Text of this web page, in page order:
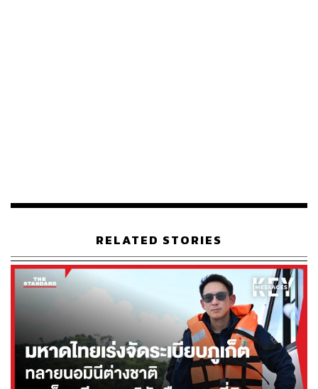
ABOUT THE AUTHOR
พรลภัส วุฒิรัตนรักษ์
นักศึกษาฝึกงาน สำนักข่าว THE STANDARD
RELATED STORIES